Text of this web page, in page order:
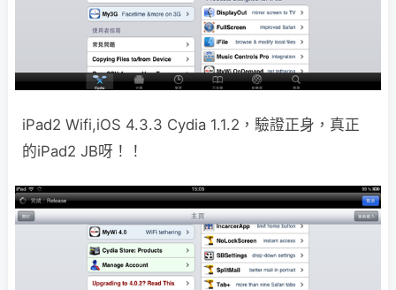
iPad2 Wifi,iOS 4.3.3 Cydia 1.1.2，驗證正身，真正
的iPad2 JB呀！！